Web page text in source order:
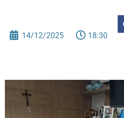
14/12/2025 18:30